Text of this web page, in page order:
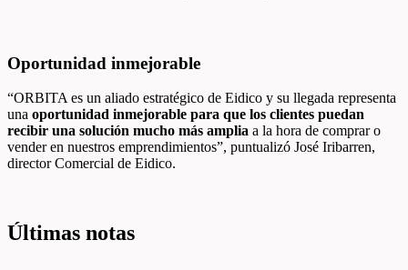
Oportunidad inmejorable
“ORBITA es un aliado estratégico de Eidico y su llegada representa
una oportunidad inmejorable para que los clientes puedan
recibir una solución mucho más amplia a la hora de comprar o
vender en nuestros emprendimientos”, puntualizó José Iribarren,
director Comercial de Eidico.
Últimas notas